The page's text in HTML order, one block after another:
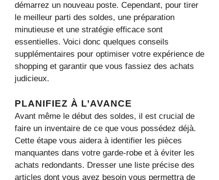
démarrez un nouveau poste. Cependant, pour tirer
le meilleur parti des soldes, une préparation
minutieuse et une stratégie efficace sont
essentielles. Voici donc quelques conseils
supplémentaires pour optimiser votre expérience de
shopping et garantir que vous fassiez des achats
judicieux.
PLANIFIEZ À L’AVANCE
Avant même le début des soldes, il est crucial de
faire un inventaire de ce que vous possédez déjà.
Cette étape vous aidera à identifier les pièces
manquantes dans votre garde-robe et à éviter les
achats redondants. Dresser une liste précise des
articles dont vous avez besoin vous permettra de